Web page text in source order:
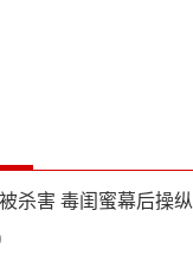
杀害 毒闺蜜幕后操纵